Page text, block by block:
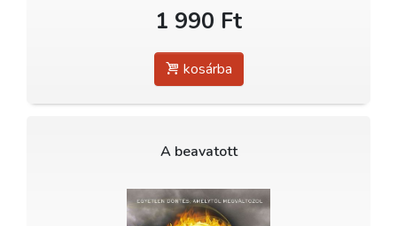
1 990 Ft
kosárba
A beavatott